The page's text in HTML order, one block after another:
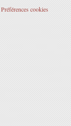
Préférences cookies